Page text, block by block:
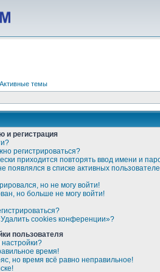
Активные темы
и регистрация
регистрироваться?
приходится повторять ввод имени и
появлялся в списке активных
но не могу войти!
но больше не могу войти!
cookies конференции»?
пользователя
время!
но время всё равно неправильное!